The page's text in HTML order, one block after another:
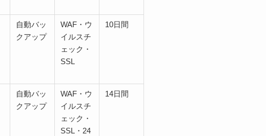
自動バッ
クアップ
WAF・ウ
イルスチ
ェック・
SSL
10日間
自動バッ
クアップ
WAF・ウ
イルスチ
ェック・
SSL・24
14日間